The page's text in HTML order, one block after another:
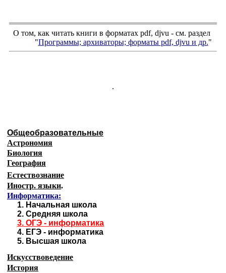
О том, как читать книги в форматах pdf, djvu - см. раздел
"Программы; архиваторы; форматы pdf, djvu и др."
.
Общеобразовательные
Астрономия
Биология
География
Естествознание
Иностр. языки.
Информатика:
1. Начальная школа
2. Средняя школа
3. ОГЭ - информатика
4. ЕГЭ - информатика
5. Высшая школа
Искусствоведение
История